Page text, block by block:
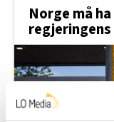
Norge må